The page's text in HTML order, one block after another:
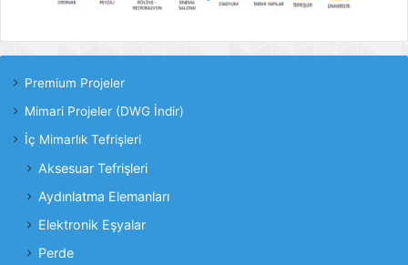
Premium Projeler
Mimari Projeler (DWG İndir)
İç Mimarlık Tefrişleri
Aksesuar Tefrişleri
Aydınlatma Elemanları
Elektronik Eşyalar
Perde